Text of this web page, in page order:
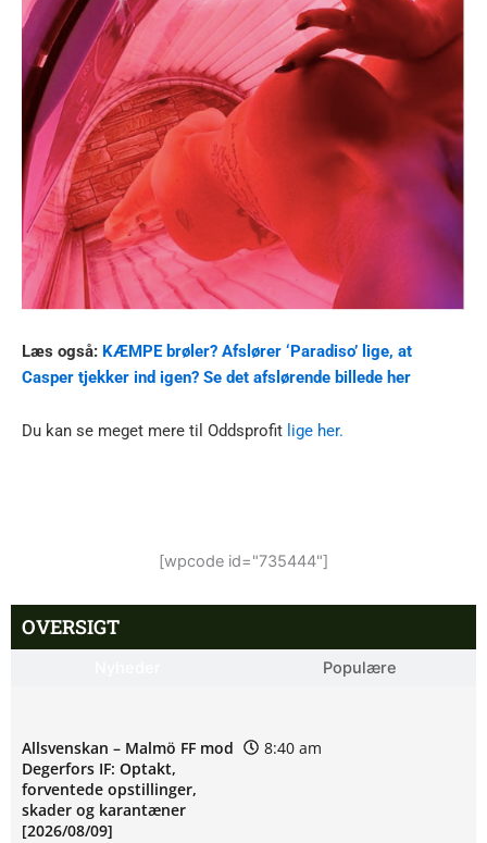
Læs også: KÆMPE brøler? Afslører ‘Paradiso’ lige, at
Casper tjekker ind igen? Se det afslørende billede her
Du kan se meget mere til Oddsprofit lige her.
[wpcode id="735444"]
OVERSIGT
Populære
Allsvenskan – Malmö FF mod
Degerfors IF: Optakt,
forventede opstillinger,
skader og karantæner
[2026/08/09]
8:40 am